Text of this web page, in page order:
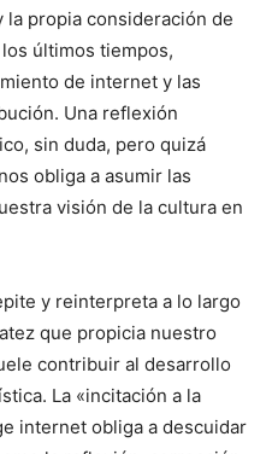
propia consideración de
últimos tiempos,
de internet y las
Una reflexión
sin duda, pero quizá
obliga a asumir las
visión de la cultura en
y reinterpreta a lo largo
que propicia nuestro
contribuir al desarrollo
La «incitación a la
internet obliga a descuidar